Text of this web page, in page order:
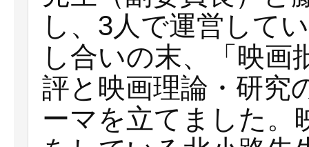
し、3人で運営して
し合いの末、「映画
評と映画理論・研究
ーマを立てました。